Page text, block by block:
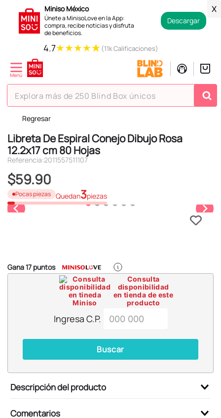
Miniso México
Únete a MinisoLove en la App:
compra, recibe noticias y disfruta
de beneficios.
Descargar
X
4.7★★★★★ (11k Calificaciones)
Explora más de 250 Blind Box únicos
Regresar
Libreta De Espiral Conejo Dibujo Rosa
12.2x17 cm 80 Hojas
Referencia:2011557511107
$59.90
Pocas piezas Quedan3piezas
Gana17 puntos
Consulta
disponibilidad
en tienda de este
producto
Ingresa C.P.
Buscar
Descripción del producto
Comentarios
TÉRMINOS MÁS BUSCADOS
1.
hello kitty
2.
spiderman
3 .
peluche
4.
osito cariñosito
5.
blind box
9.
chiikawas